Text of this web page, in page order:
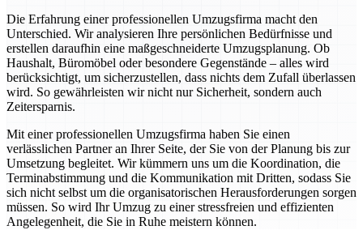
Die Erfahrung einer professionellen Umzugsfirma macht den
Unterschied. Wir analysieren Ihre persönlichen Bedürfnisse und
erstellen daraufhin eine maßgeschneiderte Umzugsplanung. Ob
Haushalt, Büromöbel oder besondere Gegenstände – alles wird
berücksichtigt, um sicherzustellen, dass nichts dem Zufall überlassen
wird. So gewährleisten wir nicht nur Sicherheit, sondern auch
Zeitersparnis.
Mit einer professionellen Umzugsfirma haben Sie einen
verlässlichen Partner an Ihrer Seite, der Sie von der Planung bis zur
Umsetzung begleitet. Wir kümmern uns um die Koordination, die
Terminabstimmung und die Kommunikation mit Dritten, sodass Sie
sich nicht selbst um die organisatorischen Herausforderungen sorgen
müssen. So wird Ihr Umzug zu einer stressfreien und effizienten
Angelegenheit, die Sie in Ruhe meistern können.